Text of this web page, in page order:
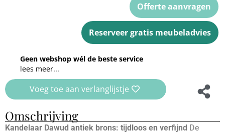
Offerte aanvragen
Reserveer gratis meubeladvies
Geen webshop wél de beste service
lees meer...
Voeg toe aan verlanglijstje
Omschrijving
Kandelaar Dawud antiek brons: tijdloos en verfijnd De